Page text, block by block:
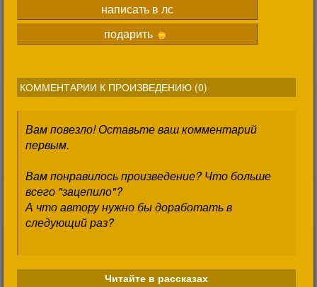
написать в лс
подарить
КОММЕНТАРИИ К ПРОИЗВЕДЕНИЮ (0)
Вам повезло! Оставьте ваш комментарий
первым.
Вам понравилось произведение? Что больше
всего "зацепило"?
А что автору нужно бы доработать в
следующий раз?
Читайте в рассказах